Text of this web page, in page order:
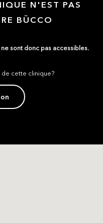
N'EST PAS
BÜCCO
sont donc pas accessibles.
cette clinique?